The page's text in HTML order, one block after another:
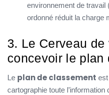
environnement de travail
ordonné réduit la charge
3. Le Cerveau
concevoir le plan
Le plan de classement
cartographie toute l’information